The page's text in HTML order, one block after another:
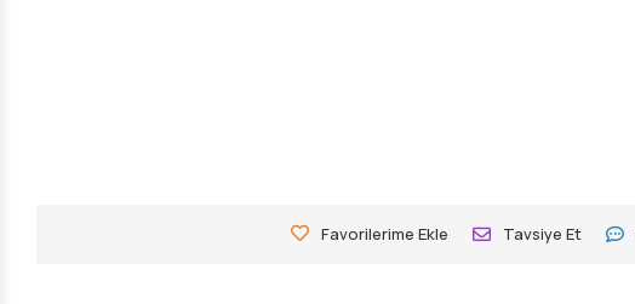
Favorilerime Ekle Tavsiye Et